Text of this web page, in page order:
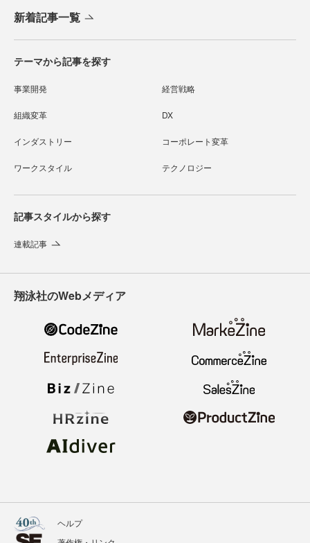
新着記事一覧
テーマから記事を探す
事業開発 経営戦略
組織変革 DX
インダストリー コーポレート変革
ワークスタイル テクノロジー
記事スタイルから探す
連載記事
翔泳社のWebメディア
ヘルプ